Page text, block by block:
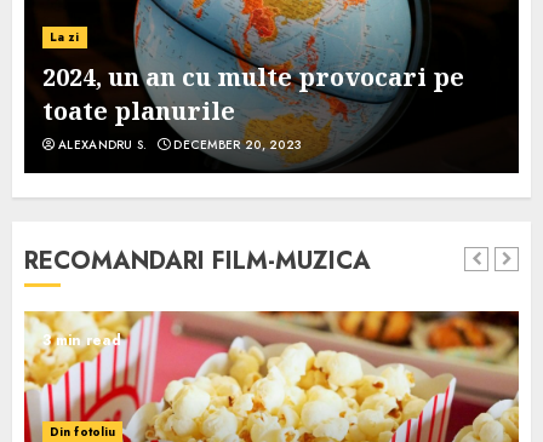
La zi
2024, un an cu multe provocari pe
toate planurile
ALEXANDRU S. DECEMBER 20, 2023
RECOMANDARI FILM-MUZICA
3 min read
Din fotoliu